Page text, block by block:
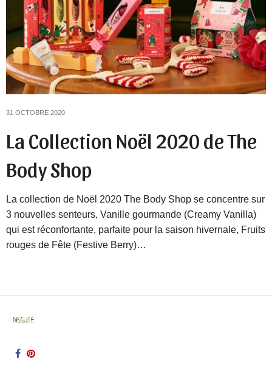
31 OCTOBRE 2020
La Collection Noël 2020 de The
Body Shop
La collection de Noël 2020 The Body Shop se concentre sur
3 nouvelles senteurs, Vanille gourmande (Creamy Vanilla)
qui est réconfortante, parfaite pour la saison hivernale, Fruits
rouges de Fête (Festive Berry)…